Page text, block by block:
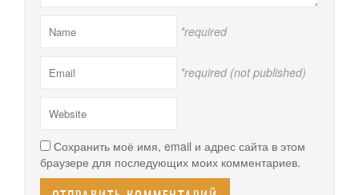
*required
*required (not published)
Сохранить моё имя, email и адрес сайта в этом
браузере для последующих моих комментариев.